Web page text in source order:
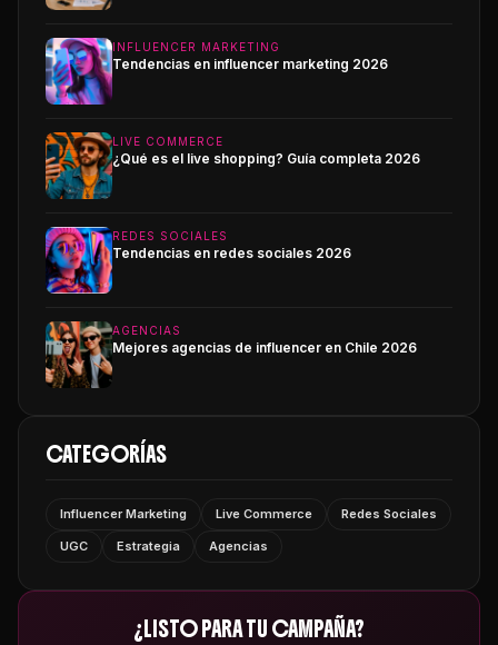
INFLUENCER MARKETING
Tendencias en influencer marketing 2026
LIVE COMMERCE
¿Qué es el live shopping? Guía completa 2026
REDES SOCIALES
Tendencias en redes sociales 2026
AGENCIAS
Mejores agencias de influencer en Chile 2026
CATEGORÍAS
Influencer Marketing Live Commerce Redes Sociales
UGC Estrategia Agencias
¿LISTO PARA TU CAMPAÑA?